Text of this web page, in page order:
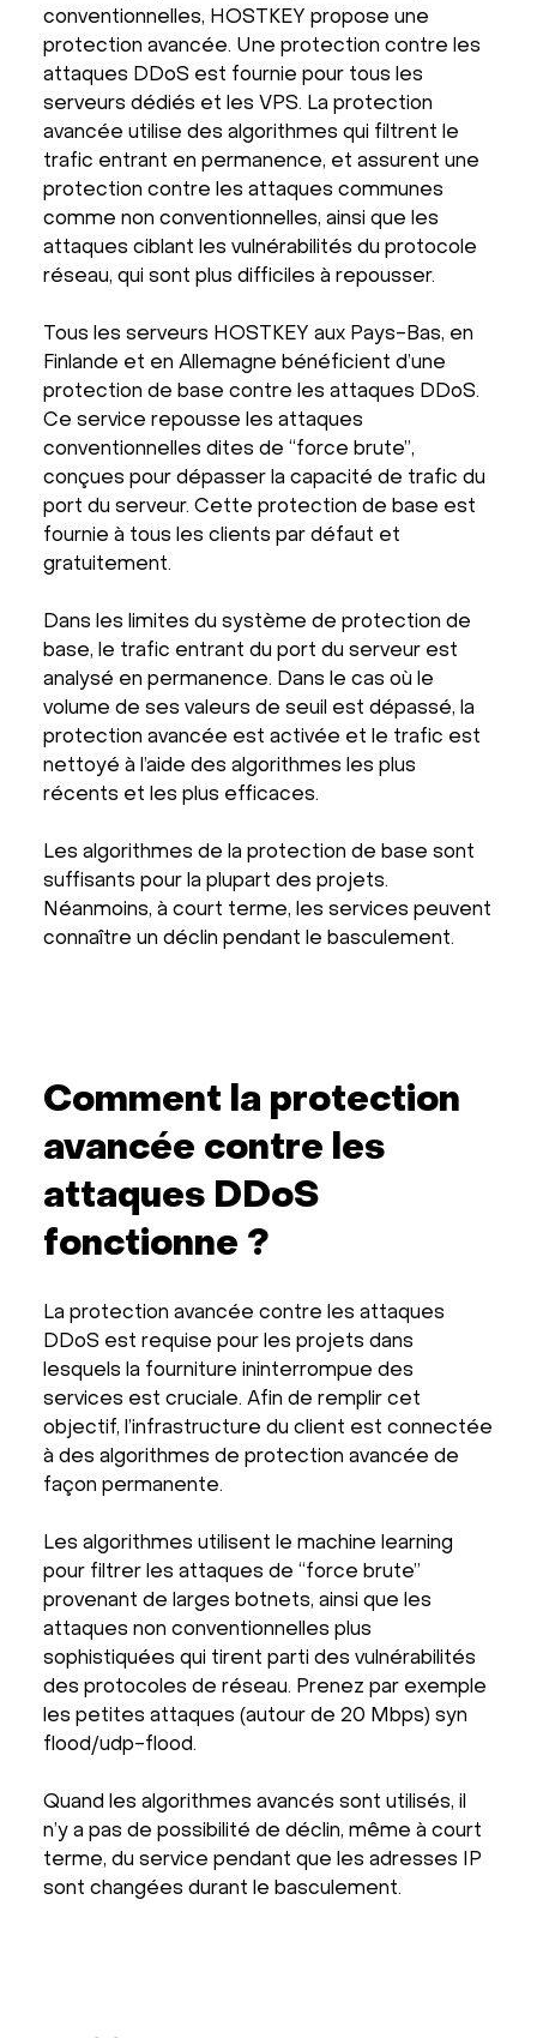
conventionnelles, HOSTKEY propose une
protection avancée. Une protection contre les
attaques DDoS est fournie pour tous les
serveurs dédiés et les VPS. La protection
avancée utilise des algorithmes qui filtrent le
trafic entrant en permanence, et assurent une
protection contre les attaques communes
comme non conventionnelles, ainsi que les
attaques ciblant les vulnérabilités du protocole
réseau, qui sont plus difficiles à repousser.
Tous les serveurs HOSTKEY aux Pays-Bas, en
Finlande et en Allemagne bénéficient d’une
protection de base contre les attaques DDoS.
Ce service repousse les attaques
conventionnelles dites de “force brute”,
conçues pour dépasser la capacité de trafic du
port du serveur. Cette protection de base est
fournie à tous les clients par défaut et
gratuitement.
Dans les limites du système de protection de
base, le trafic entrant du port du serveur est
analysé en permanence. Dans le cas où le
volume de ses valeurs de seuil est dépassé, la
protection avancée est activée et le trafic est
nettoyé à l’aide des algorithmes les plus
récents et les plus efficaces.
Les algorithmes de la protection de base sont
suffisants pour la plupart des projets.
Néanmoins, à court terme, les services peuvent
connaître un déclin pendant le basculement.
Comment la protection
avancée contre les
attaques DDoS
fonctionne ?
La protection avancée contre les attaques
DDoS est requise pour les projets dans
lesquels la fourniture ininterrompue des
services est cruciale. Afin de remplir cet
objectif, l’infrastructure du client est connectée
à des algorithmes de protection avancée de
façon permanente.
Les algorithmes utilisent le machine learning
pour filtrer les attaques de “force brute”
provenant de larges botnets, ainsi que les
attaques non conventionnelles plus
sophistiquées qui tirent parti des vulnérabilités
des protocoles de réseau. Prenez par exemple
les petites attaques (autour de 20 Mbps) syn
flood/udp-flood.
Quand les algorithmes avancés sont utilisés, il
n’y a pas de possibilité de déclin, même à court
terme, du service pendant que les adresses IP
sont changées durant le basculement.